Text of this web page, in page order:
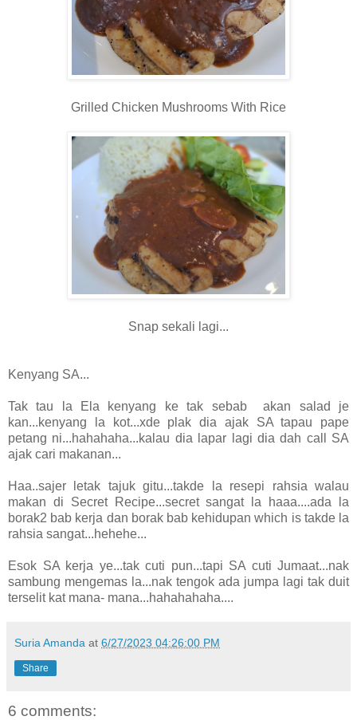
Grilled Chicken Mushrooms With Rice
Snap sekali lagi...
Kenyang SA...
Tak tau la Ela kenyang ke tak sebab akan salad je
kan...kenyang la kot...xde plak dia ajak SA tapau pape
petang ni...hahahaha...kalau dia lapar lagi dia dah call SA
ajak cari makanan...
Haa..sajer letak tajuk gitu...takde la resepi rahsia walau
makan di Secret Recipe...secret sangat la haaa....ada la
borak2 bab kerja dan borak bab kehidupan which is takde la
rahsia sangat...hehehe...
Esok SA kerja ye...tak cuti pun...tapi SA cuti Jumaat...nak
sambung mengemas la...nak tengok ada jumpa lagi tak duit
terselit kat mana- mana...hahahahaha....
Suria Amanda at 6/27/2023 04:26:00 PM
Share
6 comments: